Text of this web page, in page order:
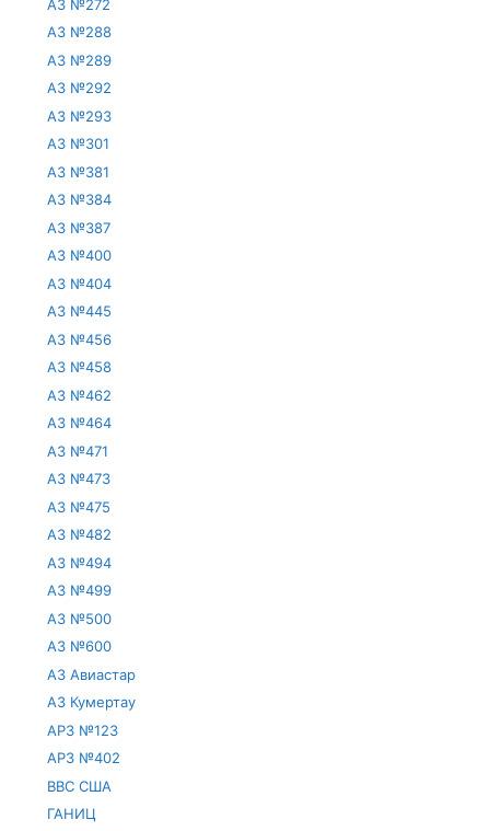
АЗ №272
АЗ №288
АЗ №289
АЗ №292
АЗ №293
АЗ №301
АЗ №381
АЗ №384
АЗ №387
АЗ №400
АЗ №404
АЗ №445
АЗ №456
АЗ №458
АЗ №462
АЗ №464
АЗ №471
АЗ №473
АЗ №475
АЗ №482
АЗ №494
АЗ №499
АЗ №500
АЗ №600
АЗ Авиастар
АЗ Кумертау
АРЗ №123
АРЗ №402
ВВС США
ГАНИЦ